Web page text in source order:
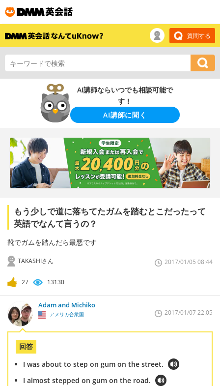
質問する
AI講師ならいつでも相談可能で
す！
AI講師に聞く
もう少しで道に落ちてたガムを踏むとこだったって
英語でなんて言うの？
靴でガムを踏んだら最悪です
TAKASHIさん 2017/01/05 08:44
27 13130
Adam and Michiko
アメリカ合衆国 2017/01/07 22:05
回答
I was about to step on gum on the street.
I almost stepped on gum on the road.